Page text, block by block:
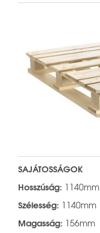
SAJÁTOSSÁGOK
Hosszúság: 1140mm
Szélesség: 1140mm
Magasság: 156mm